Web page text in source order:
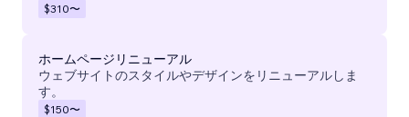
$310〜
ホームページリニューアル
ウェブサイトのスタイルやデザインをリニューアルしま
す。
$150〜